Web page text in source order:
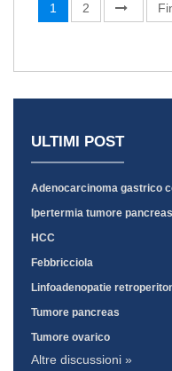
1 2
ULTIMI POST
Adenocarcinoma gastrico
Ipertermia tumore pancreas
HCC
Febbricciola
Linfoadenopatie
Tumore pancreas
Tumore ovarico
Altre discussioni »